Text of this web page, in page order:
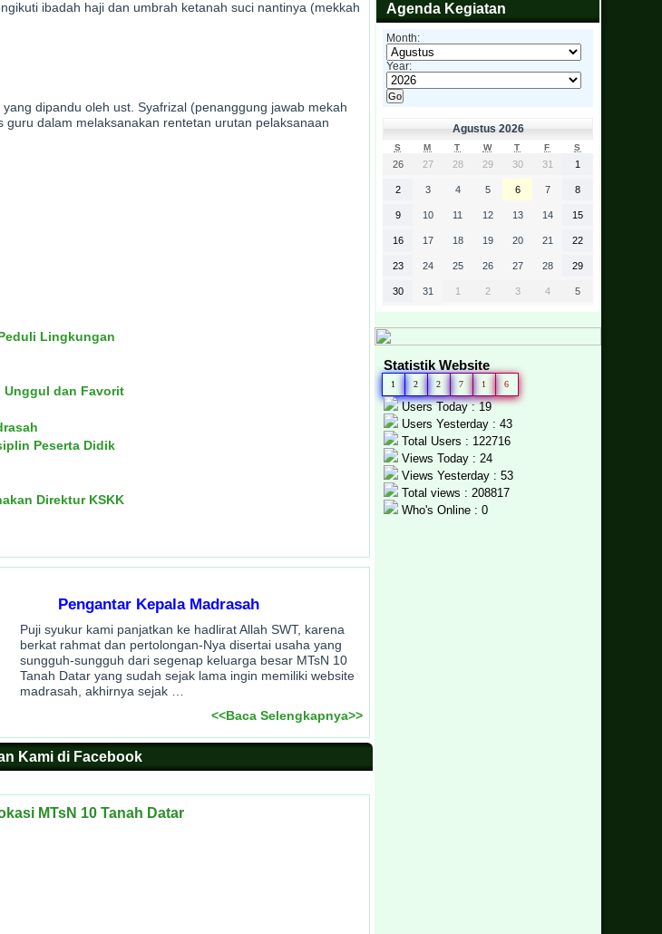
ibadah haji dan umbrah ketanah suci nantinya (mekkah
dipandu oleh ust. Syafrizal (penanggung jawab mekah
dalam melaksanakan rentetan urutan pelaksanaan
Lingkungan
Unggul dan Favorit
Peserta Didik
Direktur KSKK
Pengantar Kepala Madrasah
Puji syukur kami panjatkan ke hadlirat Allah SWT, karena
berkat rahmat dan pertolongan-Nya disertai usaha yang
sungguh-sungguh dari segenap keluarga besar MTsN 10
Tanah Datar yang sudah sejak lama ingin memiliki website
madrasah, akhirnya sejak …
<<Baca Selengkapnya>>
Kami di Facebook
MTsN 10 Tanah Datar
Agenda Kegiatan
Month:
Year:
Agustus 2026
S M T W T F S
26 27 28 29 30 31 1
2 3 4 5 6 7 8
9 10 11 12 13 14 15
16 17 18 19 20 21 22
23 24 25 26 27 28 29
30 31 1 2 3 4 5
Statistik Website
1 2 2 7 1 6
Users Today : 19
Users Yesterday : 43
Total Users : 122716
Views Today : 24
Views Yesterday : 53
Total views : 208817
Who's Online : 0